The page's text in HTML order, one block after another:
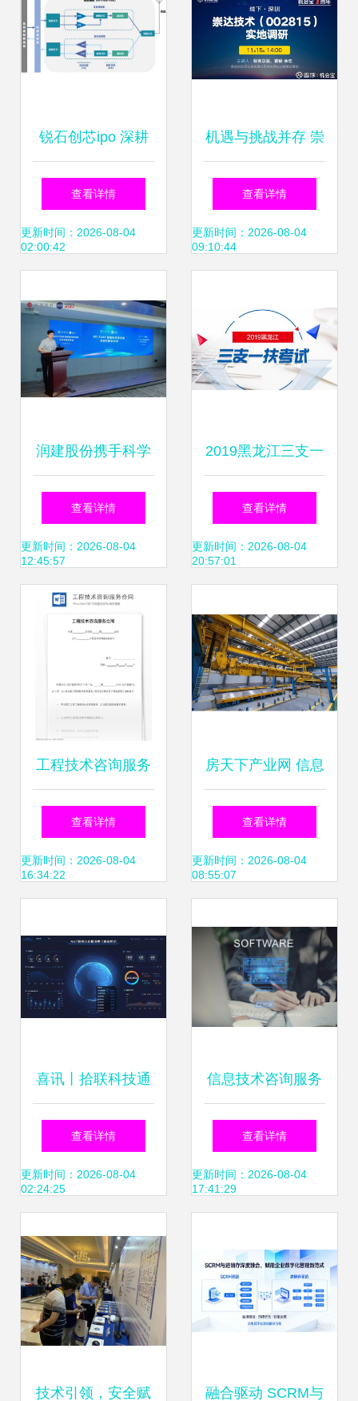
锐石创芯ipo 深耕
射频前端多领域,完
整客户版图构筑发
查看详情
更新时间：2026-08-04
02:00:42
机遇与挑战并存 崇
达技术高管正面回
应批量转型前景可
查看详情
更新时间：2026-08-04
09:10:44
润建股份携手科学
城数字科技集团，
共筑AI运维新生态
查看详情
更新时间：2026-08-04
12:45:57
2019黑龙江三支一
扶考试笔试内容及
信息技术咨询服务
查看详情
更新时间：2026-08-04
20:57:01
工程技术咨询服务
合同（信息技术咨
询服务）
查看详情
更新时间：2026-08-04
16:34:22
房天下产业网 信息
技术咨询服务助力
行业数字化转型
查看详情
更新时间：2026-08-04
08:55:07
喜讯丨拾联科技通
过厦门软件和信息
技术服务一类企业
能信息技术咨询服
务
查看详情
更新时间：2026-08-04
02:24:25
信息技术咨询服务
合同
查看详情
更新时间：2026-08-04
17:41:29
技术引领，安全赋 融合驱动 SCRM与